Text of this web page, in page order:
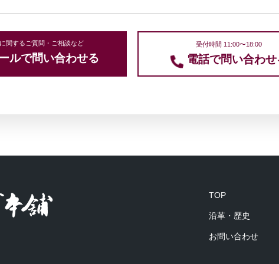
関するご質問・ご相談など
ルで問い合わせる
受付時間 11:00〜18:00
電話で問い合わせ
TOP
沿革・歴史
お問い合わせ